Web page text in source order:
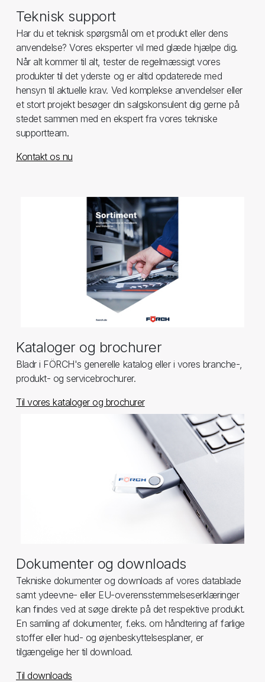
Teknisk support
Har du et teknisk spørgsmål om et produkt eller dens
anvendelse? Vores eksperter vil med glæde hjælpe dig.
Når alt kommer til alt, tester de regelmæssigt vores
produkter til det yderste og er altid opdaterede med
hensyn til aktuelle krav. Ved komplekse anvendelser eller
et stort projekt besøger din salgskonsulent dig gerne på
stedet sammen med en ekspert fra vores tekniske
supportteam.
Kontakt os nu
Kataloger og brochurer
Bladr i FÖRCH's generelle katalog eller i vores branche-,
produkt- og servicebrochurer.
Til vores kataloger og brochurer
Dokumenter og downloads
Tekniske dokumenter og downloads af vores datablade
samt ydeevne- eller EU-overensstemmelseserklæringer
kan findes ved at søge direkte på det respektive produkt.
En samling af dokumenter, f.eks. om håndtering af farlige
stoffer eller hud- og øjenbeskyttelsesplaner, er
tilgængelige her til download.
Til downloads